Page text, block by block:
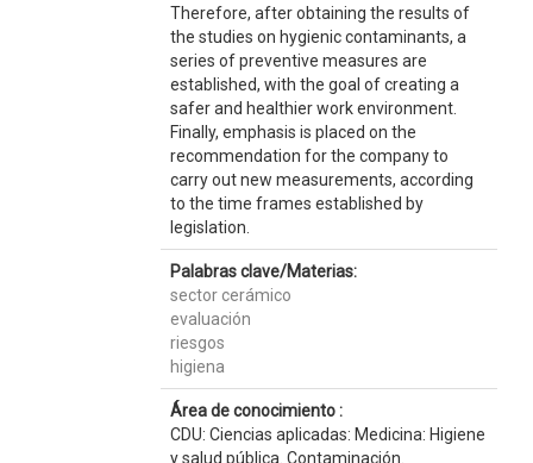
Therefore, after obtaining the results of
the studies on hygienic contaminants, a
series of preventive measures are
established, with the goal of creating a
safer and healthier work environment.
Finally, emphasis is placed on the
recommendation for the company to
carry out new measurements, according
to the time frames established by
legislation.
Palabras clave/Materias:
sector cerámico
evaluación
riesgos
higiena
Área de conocimiento :
CDU: Ciencias aplicadas: Medicina: Higiene
y salud pública. Contaminación.